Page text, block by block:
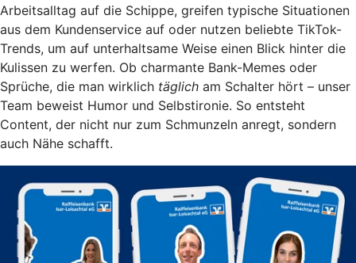
Arbeitsalltag auf die Schippe, greifen typische Situationen
aus dem Kundenservice auf oder nutzen beliebte TikTok-
Trends, um auf unterhaltsame Weise einen Blick hinter die
Kulissen zu werfen. Ob charmante Bank-Memes oder
Sprüche, die man wirklich täglich am Schalter hört – unser
Team beweist Humor und Selbstironie. So entsteht
Content, der nicht nur zum Schmunzeln anregt, sondern
auch Nähe schafft.